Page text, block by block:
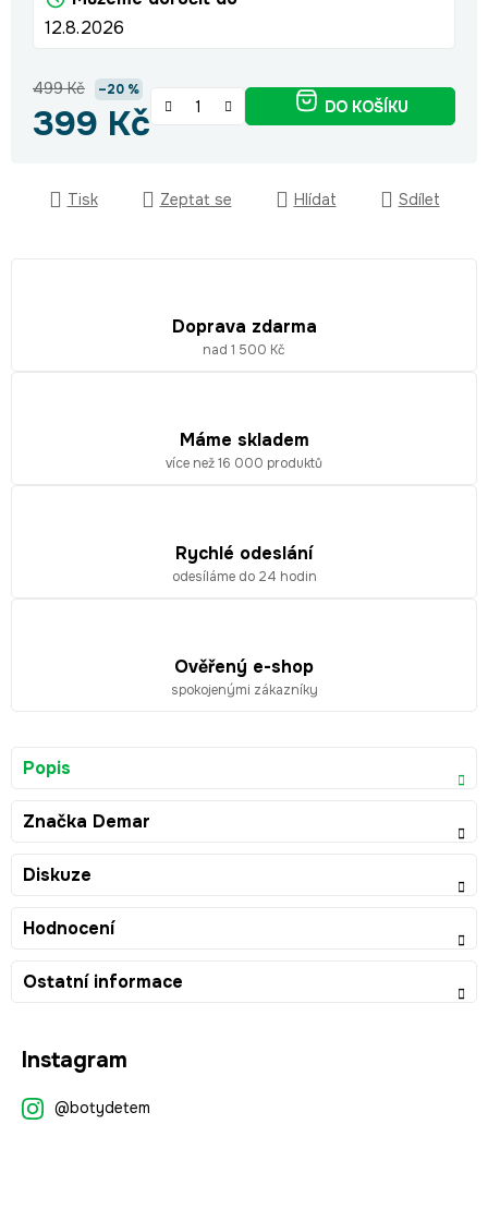
12.8.2026
499 Kč –20 %
399 Kč DO KOŠÍKU
Tisk Zeptat se Hlídat Sdílet
Doprava zdarma
nad 1 500 Kč
Máme skladem
více než 16 000 produktů
Rychlé odeslání
odesíláme do 24 hodin
Ověřený e-shop
spokojenými zákazníky
Popis
Značka Demar
Diskuze
Hodnocení
Ostatní informace
Instagram
@botydetem